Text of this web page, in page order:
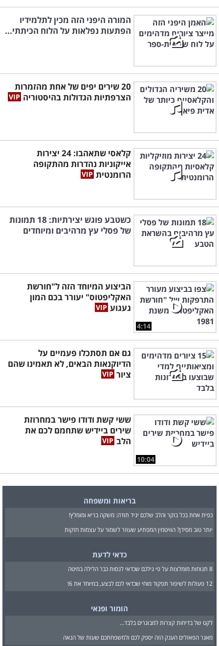
המורה היפני הזה מכין לתלמידיו
הפתעות נפלאות על הלוח הכיתתי...
20 שירים יפים של אחת מהזמרות
הצרפתיות הגדולות בהיסטוריה
קלאסי שתאהבו: 24 יצירות
אייקוניות נהדרות מהתקופה
הרומנטית
כשטבע פוגש יצירתיות: 18 תמונות
של פסלי עץ מרהיבים ומיוחדים
4:14
הביצוע המיוחד הזה ל"חורשת
האקליפטוס" יעורר בכם המון
געגוע
גם אם תסתכלו פעמיים על
הדיוקנאות הבאים, לא תאמינו שהם
ציור
10:04
ששי קשת ודודו פישר במחרוזת
שירים ביידיש שתחמם לכם את
הלב
בריאות ומשפחה
כפית אחת בכל בוקר והלב שלכם יגיד תודה: משקה בריא ומומלץ!
יותר טוב מסידן? הוויטמין המפתיע שעוזר לשמור על עצמות חזקות
כדאי לדעת
8 תנוחות מומלצות על פי גילכם שכדאי לנסות כבר הלילה במיטה
12 פעולות לשיפור תפקוד מוחי שכדאי לכם לבצע, במיוחד את 6!
הומור ופנאי
לקט של בדיחות קצרות למבוגרים בלבד...
מאגר הפאזלים הענק הזה יספק לכם ולמשפחתכם שעות של הנאה